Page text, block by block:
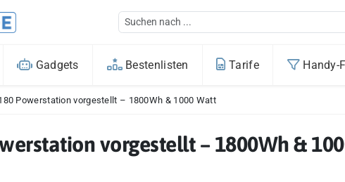
Gadgets Bestenlisten Tarife Handy-
Powerstation vorgestellt – 1800Wh & 1000 Watt
vorgestellt – 1800Wh &